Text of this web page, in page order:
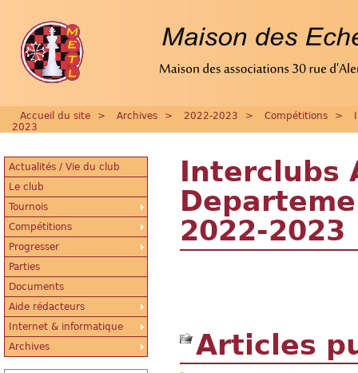
Accueil du site > Archives > 2022-2023 > Compétitions >
2023
Interclubs
2022-2023
Articles
Actualités / Vie du club
Le club
Tournois
Compétitions
Progresser
Parties
Documents
Aide rédacteurs
Internet & informatique
Archives